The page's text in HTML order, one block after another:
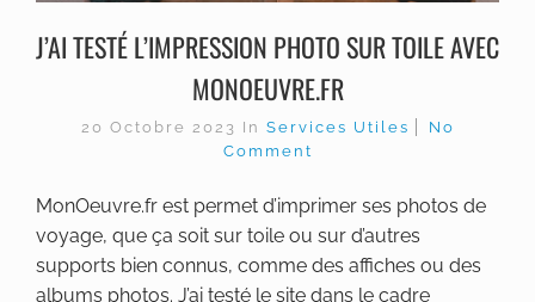
J’AI TESTÉ L’IMPRESSION PHOTO SUR TOILE AVEC
MONOEUVRE.FR
20 Octobre 2023 In Services Utiles
No
Comment
MonOeuvre.fr est permet d’imprimer ses photos de
voyage, que ça soit sur toile ou sur d’autres
supports bien connus, comme des affiches ou des
albums photos. J’ai testé le site dans le cadre